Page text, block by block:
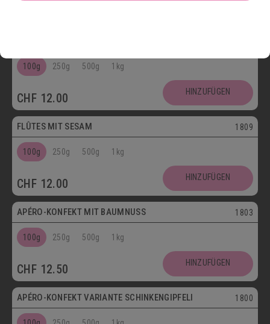
100g 250g 500g 1kg
CHF 12.00 HINZUFÜGEN
Vegetarisch
FLÛTES MIT SESAM 1809
100g 250g 500g 1kg
CHF 12.00 HINZUFÜGEN
Vegetarisch
APÉRO-KONFEKT MIT BAUMNUSS 1803
100g 250g 500g 1kg
CHF 12.50 HINZUFÜGEN
APÉRO-KONFEKT VARIANTE SCHINKENGIPFELI 1800